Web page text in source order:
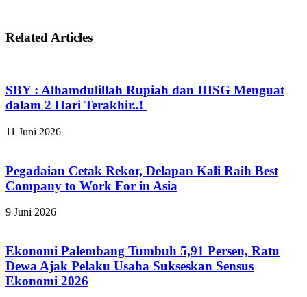
Related Articles
SBY : Alhamdulillah Rupiah dan IHSG Menguat
dalam 2 Hari Terakhir..!
11 Juni 2026
Pegadaian Cetak Rekor, Delapan Kali Raih Best
Company to Work For in Asia
9 Juni 2026
Ekonomi Palembang Tumbuh 5,91 Persen, Ratu
Dewa Ajak Pelaku Usaha Sukseskan Sensus
Ekonomi 2026